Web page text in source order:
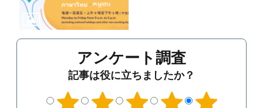
アンケート調査
記事は役に立ちましたか？